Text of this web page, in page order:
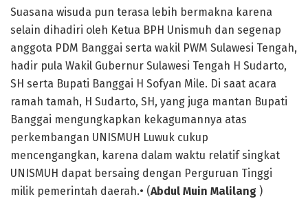
Suasana wisuda pun terasa lebih bermakna karena
selain dihadiri oleh Ketua BPH Unismuh dan segenap
anggota PDM Banggai serta wakil PWM Sulawesi Tengah,
hadir pula Wakil Gubernur Sulawesi Tengah H Sudarto,
SH serta Bupati Banggai H Sofyan Mile. Di saat acara
ramah tamah, H Sudarto, SH, yang juga mantan Bupati
Banggai mengungkapkan kekagumannya atas
perkembangan UNISMUH Luwuk cukup
mencengangkan, karena dalam waktu relatif singkat
UNISMUH dapat bersaing dengan Perguruan Tinggi
milik pemerintah daerah.• (Abdul Muin Malilang )